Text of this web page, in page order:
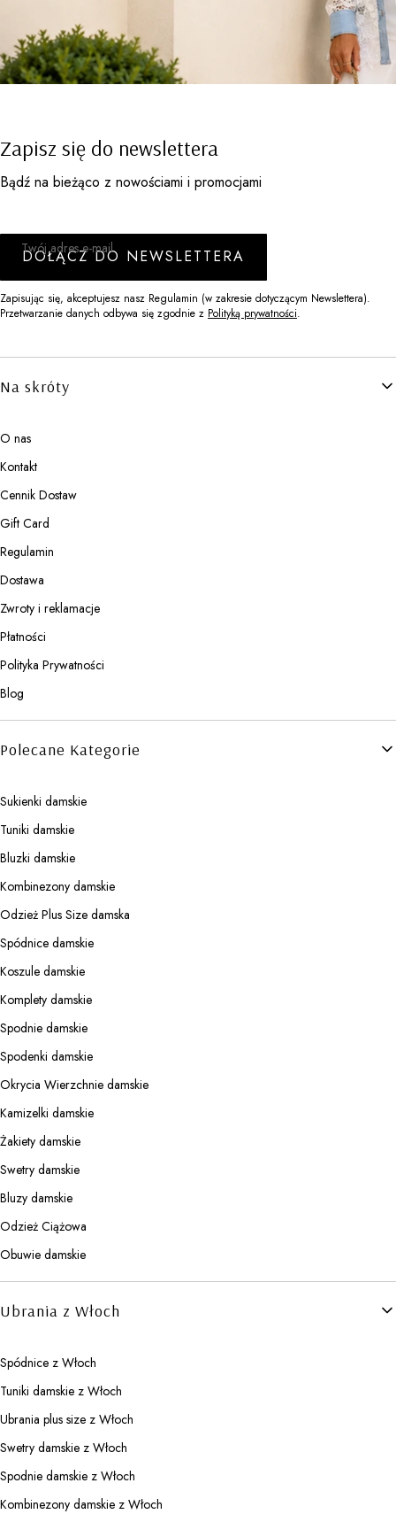
Zapisz się do newslettera
Bądź na bieżąco z nowościami i promocjami
Twój adres e-mail
DOŁĄCZ DO NEWSLETTERA
Zapisując się, akceptujesz nasz Regulamin (w zakresie dotyczącym Newslettera).
Przetwarzanie danych odbywa się zgodnie z Polityką prywatności.
Linki w stopce
Na skróty
O nas
Kontakt
Cennik Dostaw
Gift Card
Regulamin
Dostawa
Zwroty i reklamacje
Płatności
Polityka Prywatności
Blog
Polecane Kategorie
Sukienki damskie
Tuniki damskie
Bluzki damskie
Kombinezony damskie
Odzież Plus Size damska
Spódnice damskie
Koszule damskie
Komplety damskie
Spodnie damskie
Spodenki damskie
Okrycia Wierzchnie damskie
Kamizelki damskie
Żakiety damskie
Swetry damskie
Bluzy damskie
Odzież Ciążowa
Obuwie damskie
Ubrania z Włoch
Spódnice z Włoch
Tuniki damskie z Włoch
Ubrania plus size z Włoch
Swetry damskie z Włoch
Spodnie damskie z Włoch
Kombinezony damskie z Włoch